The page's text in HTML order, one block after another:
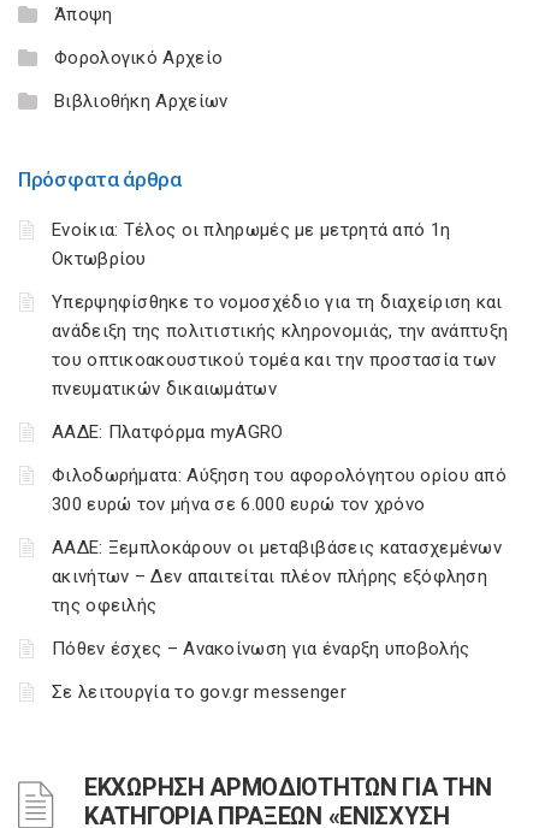
Άποψη
Φορολογικό Αρχείο
Βιβλιοθήκη Αρχείων
Πρόσφατα άρθρα
Ενοίκια: Τέλος οι πληρωμές με μετρητά από 1η
Οκτωβρίου
Υπερψηφίσθηκε το νομοσχέδιο για τη διαχείριση και
ανάδειξη της πολιτιστικής κληρονομιάς, την ανάπτυξη
του οπτικοακουστικού τομέα και την προστασία των
πνευματικών δικαιωμάτων
ΑΑΔΕ: Πλατφόρμα myAGRO
Φιλοδωρήματα: Αύξηση του αφορολόγητου ορίου από
300 ευρώ τον μήνα σε 6.000 ευρώ τον χρόνο
ΑΑΔΕ: Ξεμπλοκάρουν οι μεταβιβάσεις κατασχεμένων
ακινήτων – Δεν απαιτείται πλέον πλήρης εξόφληση
της οφειλής
Πόθεν έσχες – Ανακοίνωση για έναρξη υποβολής
Σε λειτουργία το gov.gr messenger
ΕΚΧΩΡΗΣΗ ΑΡΜΟΔΙΟΤΗΤΩΝ ΓΙΑ ΤΗΝ
ΚΑΤΗΓΟΡΙΑ ΠΡΑΞΕΩΝ «ΕΝΙΣΧΥΣΗ